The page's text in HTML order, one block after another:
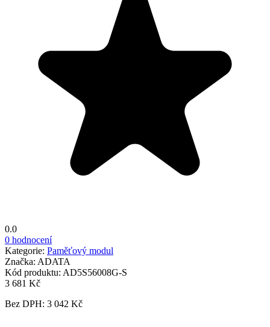
0.0
0 hodnocení
Kategorie: Paměťový modul
Značka: ADATA
Kód produktu: AD5S56008G-S
3 681 Kč
Bez DPH: 3 042 Kč